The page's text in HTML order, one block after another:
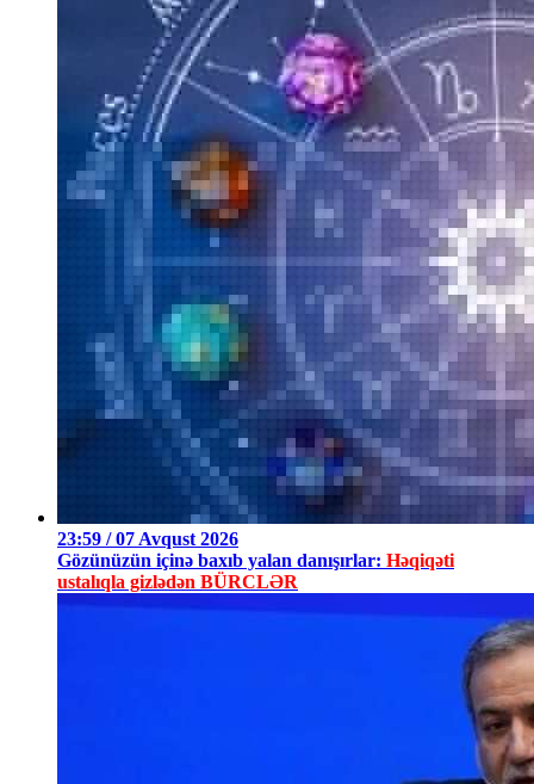
23:59 / 07 Avqust 2026
Gözünüzün içinə baxıb yalan danışırlar: Həqiqəti
ustalıqla gizlədən BÜRCLƏR